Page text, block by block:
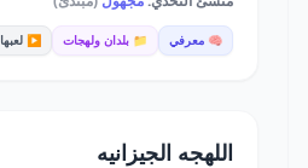
🧠 معرفي 📁 بلدان ولهجات ▶️ لعبها 919
اللهجه الجيزانيه